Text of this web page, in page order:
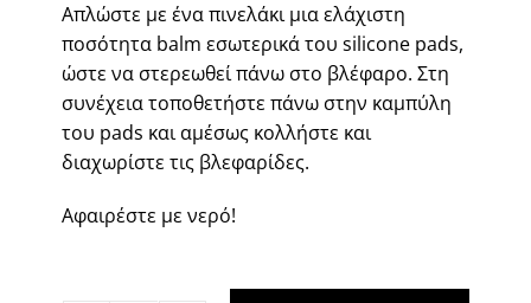
Απλώστε με ένα πινελάκι μια ελάχιστη
ποσότητα balm εσωτερικά του silicone pads,
ώστε να στερεωθεί πάνω στο βλέφαρο. Στη
συνέχεια τοποθετήστε πάνω στην καμπύλη
του pads και αμέσως κολλήστε και
διαχωρίστε τις βλεφαρίδες.
Αφαιρέστε με νερό!